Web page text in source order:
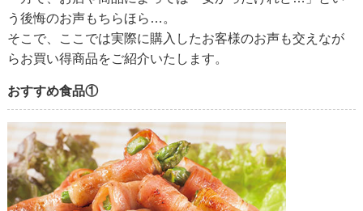
う後悔のお声もちらほら…。
そこで、ここでは実際に購入したお客様のお声も交えなが
らお買い得商品をご紹介いたします。
おすすめ食品①